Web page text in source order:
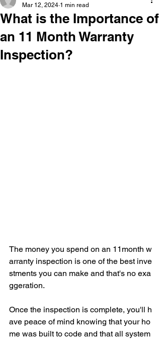
What is the Importance of
an 11 Month Warranty
Inspection?
Mar 12, 2024 1 min read
The money you spend on an 11month w
arranty inspection is one of the best inve
stments you can make and that's no exa
ggeration.
Once the inspection is complete, you'll h
ave peace of mind knowing that your ho
me was built to code and that all system